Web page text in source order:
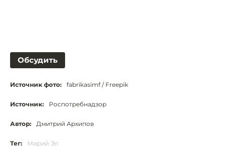
Обсудить
Источник фото: fabrikasimf / Freepik
Источник: Роспотребнадзор
Автор: Дмитрий Архипов
Тег: Марий Эл